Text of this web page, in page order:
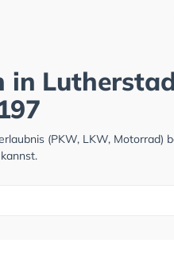
in
(PKW, LKW, Motorrad)